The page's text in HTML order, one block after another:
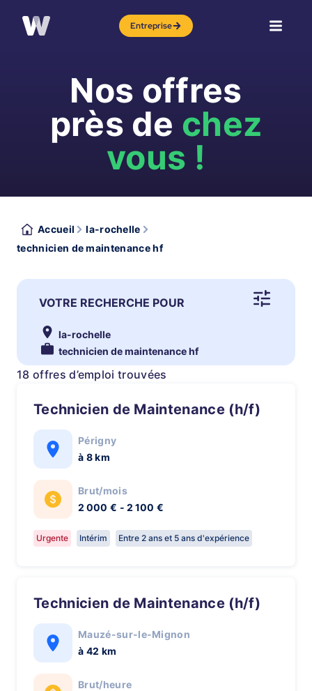
Entreprise
Nos offres
près de chez
vous !
Accueil
la-rochelle
technicien de maintenance hf
VOTRE RECHERCHE POUR
la-rochelle
technicien de maintenance hf
18 offres d’emploi trouvées
Technicien de Maintenance (h/f)
Périgny
à 8 km
Brut/mois
2 000 € - 2 100 €
Urgente Intérim Entre 2 ans et 5 ans d'expérience
Technicien de Maintenance (h/f)
Mauzé-sur-le-Mignon
à 42 km
Brut/heure